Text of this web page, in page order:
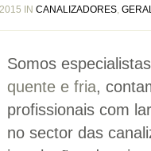
IN CANALIZADORES,
Somos
quente e fria,
profissionais com
no sector das